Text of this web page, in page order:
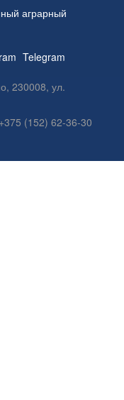
аграрный
Telegram
230008, ул.
+375 (152) 62-36-30